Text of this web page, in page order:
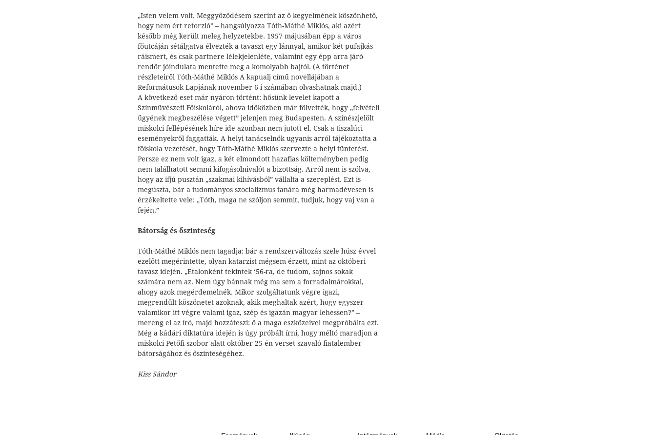
„Isten velem volt. Meggyőződésem szerint az ő kegyelmének köszönhető,
hogy nem ért retorzió” – hangsúlyozza Tóth-Máthé Miklós, aki azért
később még került meleg helyzetekbe. 1957 májusában épp a város
főutcáján sétálgatva élvezték a tavaszt egy lánnyal, amikor két pufajkás
ráismert, és csak partnere lélekjelenléte, valamint egy épp arra járó
rendőr jóindulata mentette meg a komolyabb bajtól. (A történet
részleteiről Tóth-Máthé Miklós A kapualj című novellájában a
Reformátusok Lapjának november 6-i számában olvashatnak majd.)
A következő eset már nyáron történt: hősünk levelet kapott a
Színművészeti Főiskoláról, ahova időközben már fölvették, hogy „felvételi
ügyének megbeszélése végett” jelenjen meg Budapesten. A színészjelölt
miskolci fellépésének híre ide azonban nem jutott el. Csak a tiszalúci
eseményekről faggatták. A helyi tanácselnök ugyanis arról tájékoztatta a
főiskola vezetését, hogy Tóth-Máthé Miklós szervezte a helyi tüntetést.
Persze ez nem volt igaz, a két elmondott hazafias költeményben pedig
nem találhatott semmi kifogásolnivalót a bizottság. Arról nem is szólva,
hogy az ifjú pusztán „szakmai kihívásból” vállalta a szereplést. Ezt is
megúszta, bár a tudományos szocializmus tanára még harmadévesen is
érzékeltette vele: „Tóth, maga ne szóljon semmit, tudjuk, hogy vaj van a
fején.”
Bátorság és őszinteség
Tóth-Máthé Miklós nem tagadja: bár a rendszerváltozás szele húsz évvel
ezelőtt megérintette, olyan katarzist mégsem érzett, mint az októberi
tavasz idején. „Etalonként tekintek ‘56-ra, de tudom, sajnos sokak
számára nem az. Nem úgy bánnak még ma sem a forradalmárokkal,
ahogy azok megérdemelnék. Mikor szolgáltatunk végre igazi,
megrendült köszönetet azoknak, akik meghaltak azért, hogy egyszer
valamikor itt végre valami igaz, szép és igazán magyar lehessen?” –
mereng el az író, majd hozzáteszi: ő a maga eszközeivel megpróbálta ezt.
Még a kádári diktatúra idején is úgy próbált írni, hogy méltó maradjon a
miskolci Petőfi-szobor alatt október 25-én verset szavaló fiatalember
bátorságához és őszinteségéhez.
Kiss Sándor